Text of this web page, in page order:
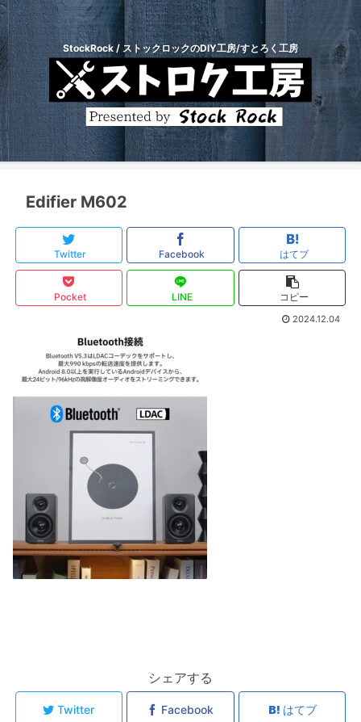
StockRock / ストックロックのDIY工房/すとろく工房
Edifier M602
Twitter Facebook はてブ
Pocket LINE コピー
2024.12.04
シェアする
Twitter Facebook はてブ